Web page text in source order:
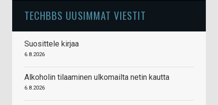
TECHBBS UUSIMMAT VIESTIT
Suosittele kirjaa
6.8.2026
Alkoholin tilaaminen ulkomailta netin kautta
6.8.2026